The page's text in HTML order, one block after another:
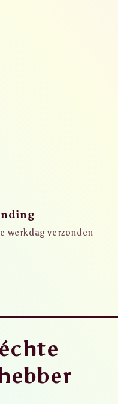
werkdag verzonden